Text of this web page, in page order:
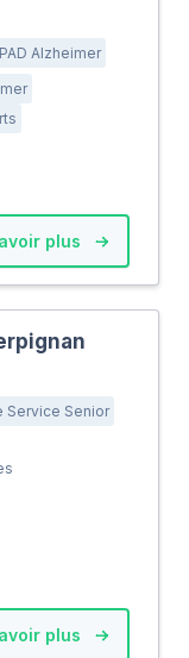
Alzheimer
plus
Service Senior
plus